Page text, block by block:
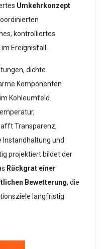
Umkehrkonzept
kontrolliertes
Ereignisfall.
dichte
Komponenten
Kohleumfeld.
Transparenz,
und
projektiert bildet der
Rückgrat einer
Bewetterung, die
langfristig